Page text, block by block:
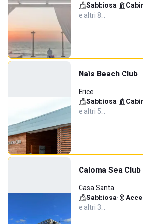
Sabbiosa·
e altri 8…
Naìs Beach Club
Erice
Sabbiosa·
e altri 5…
Caloma Sea Club
Casa Santa
Sabbiosa·
e altri 3…